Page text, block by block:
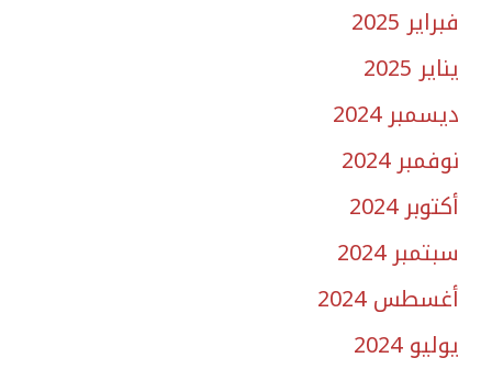
فبراير 2025
يناير 2025
ديسمبر 2024
نوفمبر 2024
أكتوبر 2024
سبتمبر 2024
أغسطس 2024
يوليو 2024